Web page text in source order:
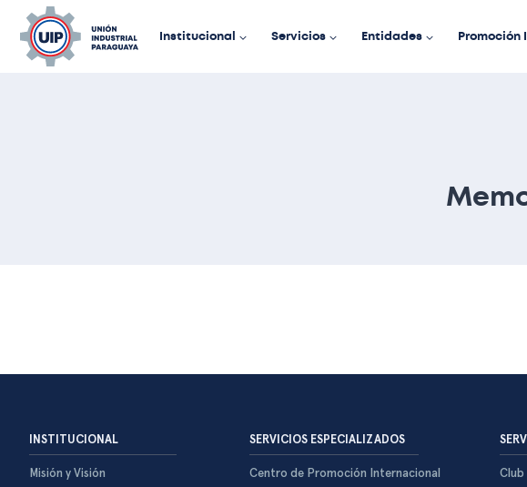
Institucional Servicios Entidades Promoción
INSTITUCIONAL
Misión y Visión
SERVICIOS ESPECIALIZADOS
Centro de Promoción Internacional
Club